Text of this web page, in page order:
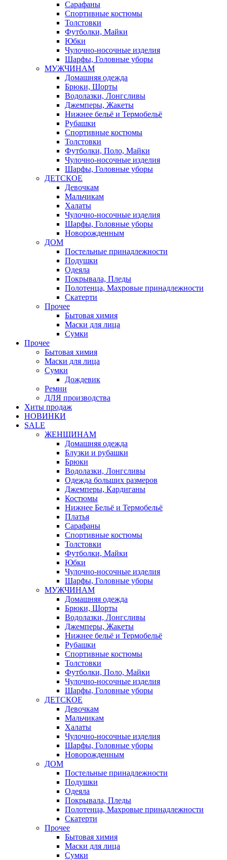
Сарафаны
Спортивные костюмы
Толстовки
Футболки, Майки
Юбки
Чулочно-носочные изделия
Шарфы, Головные уборы
МУЖЧИНАМ
Домашняя одежда
Брюки, Шорты
Водолазки, Лонгсливы
Джемперы, Жакеты
Нижнее бельё и Термобельё
Рубашки
Спортивные костюмы
Толстовки
Футболки, Поло, Майки
Чулочно-носочные изделия
Шарфы, Головные уборы
ДЕТСКОЕ
Девочкам
Мальчикам
Халаты
Чулочно-носочные изделия
Шарфы, Головные уборы
Новорожденным
ДОМ
Постельные принадлежности
Подушки
Одеяла
Покрывала, Пледы
Полотенца, Махровые принадлежности
Скатерти
Прочее
Бытовая химия
Маски для лица
Сумки
Прочее
Бытовая химия
Маски для лица
Сумки
Дождевик
Ремни
ДЛЯ производства
Хиты продаж
НОВИНКИ
SALE
ЖЕНЩИНАМ
Домашняя одежда
Блузки и рубашки
Брюки
Водолазки, Лонгсливы
Одежда больших размеров
Джемперы, Кардиганы
Костюмы
Нижнее Бельё и Термобельё
Платья
Сарафаны
Спортивные костюмы
Толстовки
Футболки, Майки
Юбки
Чулочно-носочные изделия
Шарфы, Головные уборы
МУЖЧИНАМ
Домашняя одежда
Брюки, Шорты
Водолазки, Лонгсливы
Джемперы, Жакеты
Нижнее бельё и Термобельё
Рубашки
Спортивные костюмы
Толстовки
Футболки, Поло, Майки
Чулочно-носочные изделия
Шарфы, Головные уборы
ДЕТСКОЕ
Девочкам
Мальчикам
Халаты
Чулочно-носочные изделия
Шарфы, Головные уборы
Новорожденным
ДОМ
Постельные принадлежности
Подушки
Одеяла
Покрывала, Пледы
Полотенца, Махровые принадлежности
Скатерти
Прочее
Бытовая химия
Маски для лица
Сумки